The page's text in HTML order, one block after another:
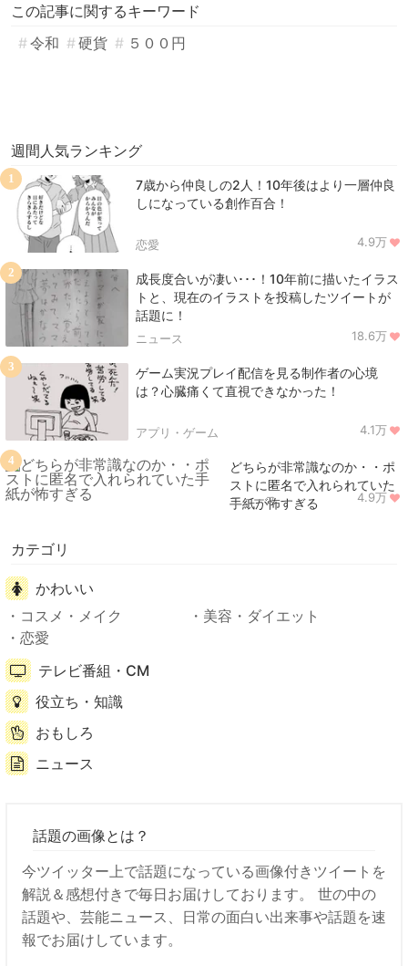
この記事に関するキーワード
令和
硬貨 ５００円
週間人気ランキング
7歳から仲良しの2人！10年後はより一層仲良
しになっている創作百合！
恋愛 4.9万
1
成長度合いが凄い･･･！10年前に描いたイラス
トと、現在のイラストを投稿したツイートが
話題に！
ニュース 18.6万
2
ゲーム実況プレイ配信を見る制作者の心境
は？心臓痛くて直視できなかった！
アプリ・ゲーム 4.1万
3
どちらが非常識なのか・・ポ
ストに匿名で入れられていた
手紙が怖すぎる
ニュース 4.9万
4
カテゴリ
かわいい
コスメ・メイク
美容・ダイエット
恋愛
テレビ番組・CM
役立ち・知識
おもしろ
ニュース
話題の画像とは？
今ツイッター上で話題になっている画像付きツイートを
解説＆感想付きで毎日お届けしております。 世の中の
話題や、芸能ニュース、日常の面白い出来事や話題を速
報でお届けしています。